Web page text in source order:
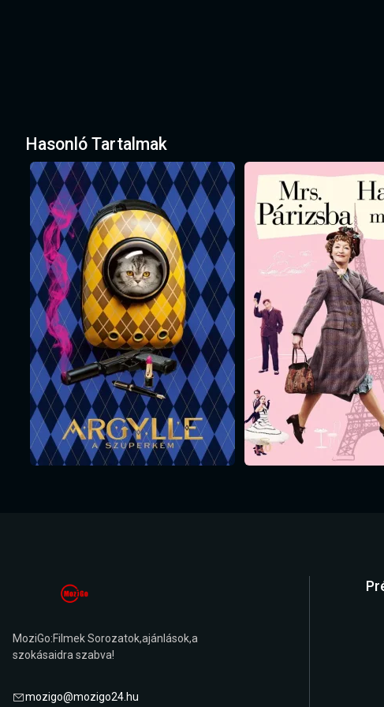
Hasonló Tartalmak
MoziGo:Filmek Sorozatok,ajánlások,a
szokásaidra szabva!
mozigo@mozigo24.hu